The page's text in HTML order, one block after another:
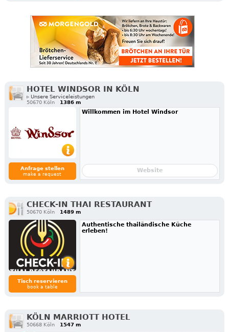
HOTEL WINDSOR IN KÖLN
▹ Unsere Serviceleistungen
50670 Köln
1386 m
Anfrage stellen
make a request
Willkommen im Hotel Windsor
Website
CHECK-IN THAI RESTAURANT
50670 Köln 1489 m
Tisch reservieren
book a table
Authentische thailändische Küche
erleben!
KÖLN MARRIOTT HOTEL
50668 Köln 1547 m